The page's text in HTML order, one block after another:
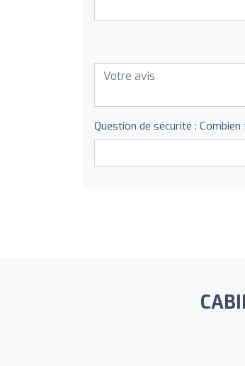
Question de sécurité :